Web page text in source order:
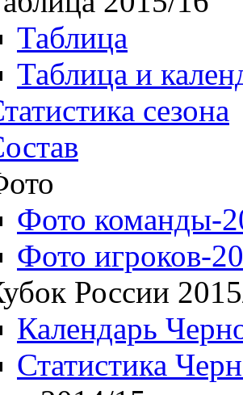
Таблица
Таблица и
сезона
Фото команды-
Фото игроков-
России
Календарь
Статистика